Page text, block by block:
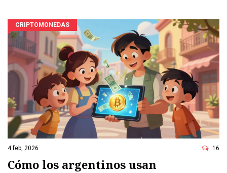
CRIPTOMONEDAS
4 feb, 2026 16
Cómo los argentinos usan